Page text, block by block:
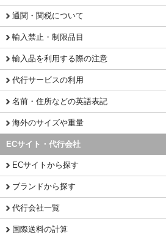
通関・関税について
輸入禁止・制限品目
輸入品を利用する際の注意
代行サービスの利用
名前・住所などの英語表記
海外のサイズや重量
ECサイト・代行会社
ECサイトから探す
ブランドから探す
代行会社一覧
国際送料の計算